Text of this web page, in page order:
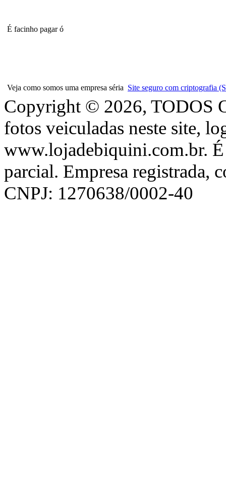
É facinho pagar ó
Veja como somos uma empresa séria Site seguro com criptografia
Copyright © 2026, TODOS
fotos veiculadas neste site,
www.lojadebiquini.com.br. É
parcial. Empresa registrada,
CNPJ: 1270638/0002-40